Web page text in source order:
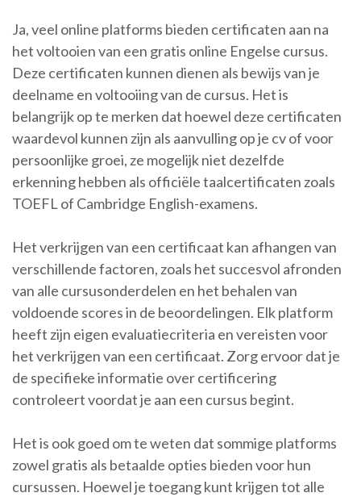
Ja, veel online platforms bieden certificaten aan na
het voltooien van een gratis online Engelse cursus.
Deze certificaten kunnen dienen als bewijs van je
deelname en voltooiing van de cursus. Het is
belangrijk op te merken dat hoewel deze certificaten
waardevol kunnen zijn als aanvulling op je cv of voor
persoonlijke groei, ze mogelijk niet dezelfde
erkenning hebben als officiële taalcertificaten zoals
TOEFL of Cambridge English-examens.
Het verkrijgen van een certificaat kan afhangen van
verschillende factoren, zoals het succesvol afronden
van alle cursusonderdelen en het behalen van
voldoende scores in de beoordelingen. Elk platform
heeft zijn eigen evaluatiecriteria en vereisten voor
het verkrijgen van een certificaat. Zorg ervoor dat je
de specifieke informatie over certificering
controleert voordat je aan een cursus begint.
Het is ook goed om te weten dat sommige platforms
zowel gratis als betaalde opties bieden voor hun
cursussen. Hoewel je toegang kunt krijgen tot alle